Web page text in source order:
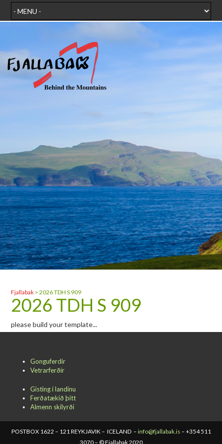
Fjallabak >2026 TDH S 909
2026 TDH S 909
please build your template...
Gonguferdir
Vetrarferðir
Gisting í landinu
Ferðatækið þitt
Almenn skilyrði
POSTBOX 1622 – 121 REYKJAVIK – ICELAND – info@fjallabak.is – +354 511
3070 – © Fjallabak 2020